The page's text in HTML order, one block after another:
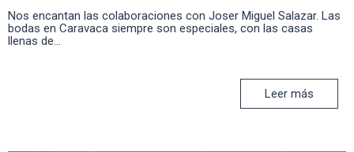
Nos encantan las colaboraciones con Joser Miguel Salazar. Las
bodas en Caravaca siempre son especiales, con las casas
llenas de...
Leer más